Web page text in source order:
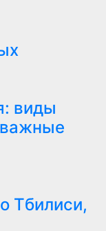
виды
важные
Тбилиси,